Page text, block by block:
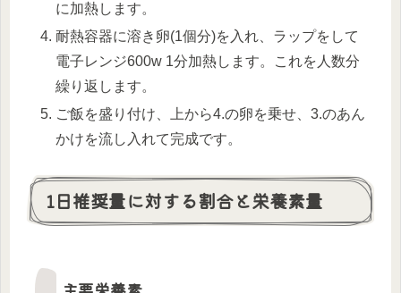
に加熱します。
耐熱容器に溶き卵(1個分)を入れ、ラップをして
電子レンジ600w 1分加熱します。これを人数分
繰り返します。
ご飯を盛り付け、上から4.の卵を乗せ、3.のあん
かけを流し入れて完成です。
1日推奨量に対する割合と栄養素量